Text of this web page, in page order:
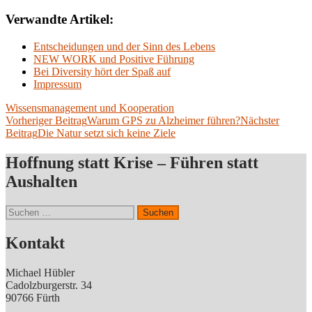
Verwandte Artikel:
Entscheidungen und der Sinn des Lebens
NEW WORK und Positive Führung
Bei Diversity hört der Spaß auf
Impressum
Wissensmanagement und Kooperation
Beitragsnavigation
Vorheriger BeitragWarum GPS zu Alzheimer führen?Nächster
BeitragDie Natur setzt sich keine Ziele
Hoffnung statt Krise – Führen statt
Aushalten
Suchen
nach:
Kontakt
Michael Hübler
Cadolzburgerstr. 34
90766 Fürth